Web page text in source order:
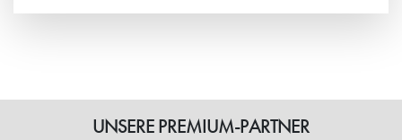
UNSERE PREMIUM-PARTNER